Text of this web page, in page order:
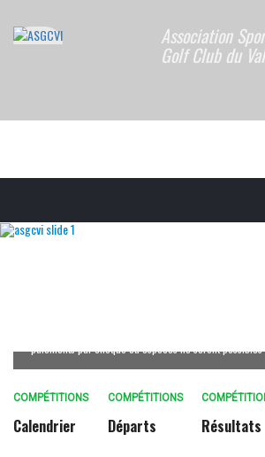
Association
Golf Club du
paiements par chèque ou espèces ne seront
COMPÉTITIONS
Calendrier
COMPÉTITIONS
Départs Résultats